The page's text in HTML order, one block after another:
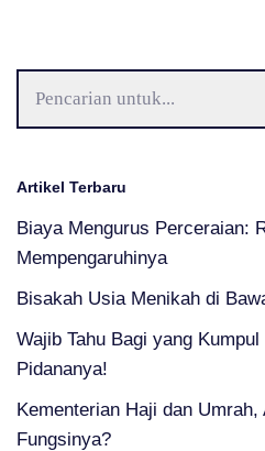
Artikel Terbaru
Biaya Mengurus Perceraian:
Mempengaruhinya
Bisakah Usia Menikah di
Wajib Tahu Bagi yang
Pidananya!
Kementerian Haji dan Umrah,
Fungsinya?